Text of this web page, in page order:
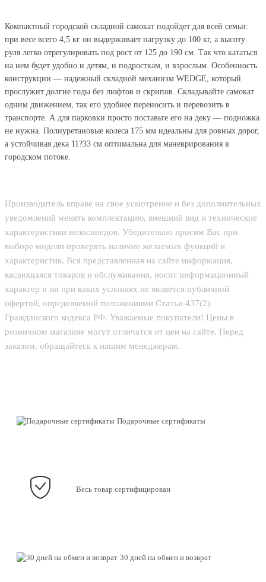
Компактный городской складной самокат подойдет для всей семьи:
при весе всего 4,5 кг он выдерживает нагрузку до 100 кг, а высоту
руля легко отрегулировать под рост от 125 до 190 см. Так что кататься
на нем будет удобно и детям, и подросткам, и взрослым. Особенность
конструкции — надежный складной механизм WEDGE, который
прослужит долгие годы без люфтов и скрипов. Складывайте самокат
одним движением, так его удобнее переносить и перевозить в
транспорте. А для парковки просто поставьте его на деку — подножка
не нужна. Полиуретановые колеса 175 мм идеальны для ровных дорог,
а устойчивая дека 11?33 см оптимальна для маневрирования в
городском потоке.
Производитель вправе на свое усмотрение и без дополнительных
уведомлений менять комплектацию, внешний вид и технические
характеристики велосипедов. Убедительно просим Вас при
выборе модели проверять наличие желаемых функций и
характеристик. Вся представленная на сайте информация,
касающаяся товаров и обслуживания, носит информационный
характер и ни при каких условиях не является публичной
офертой, определяемой положениями Статьи 437(2)
Гражданского кодекса РФ. Уважаемые покупатели! Цены в
розничном магазине могут отличатся от цен на сайте. Перед
заказом, обращайтесь к нашим менеджерам.
Подарочные сертификаты
Весь товар сертифицирован
30 дней на обмен и возврат